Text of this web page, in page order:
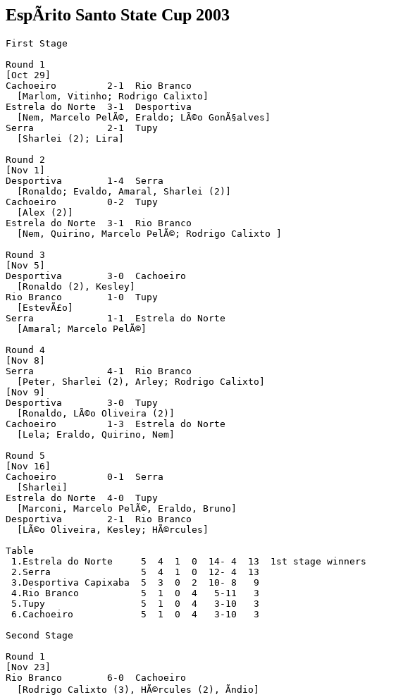
EspÃ­rito Santo State Cup 2003
First Stage
Round 1
[Oct 29]
Cachoeiro         2-1  Rio Branco
  [Marlom, Vitinho; Rodrigo Calixto]
Estrela do Norte  3-1  Desportiva
  [Nem, Marcelo PelÃ©, Eraldo; LÃ©o GonÃ§alves]
Serra             2-1  Tupy
  [Sharlei (2); Lira]
Round 2
[Nov 1]
Desportiva        1-4  Serra
  [Ronaldo; Evaldo, Amaral, Sharlei (2)]
Cachoeiro         0-2  Tupy
  [Alex (2)]
Estrela do Norte  3-1  Rio Branco
  [Nem, Quirino, Marcelo PelÃ©; Rodrigo Calixto ]
Round 3
[Nov 5]
Desportiva        3-0  Cachoeiro
  [Ronaldo (2), Kesley]
Rio Branco        1-0  Tupy
  [EstevÃ£o]
Serra             1-1  Estrela do Norte
  [Amaral; Marcelo PelÃ©]
Round 4
[Nov 8]
Serra             4-1  Rio Branco
  [Peter, Sharlei (2), Arley; Rodrigo Calixto]
[Nov 9]
Desportiva        3-0  Tupy
  [Ronaldo, LÃ©o Oliveira (2)]
Cachoeiro         1-3  Estrela do Norte
  [Lela; Eraldo, Quirino, Nem]
Round 5
[Nov 16]
Cachoeiro         0-1  Serra
  [Sharlei]
Estrela do Norte  4-0  Tupy
  [Marconi, Marcelo PelÃ©, Eraldo, Bruno]
Desportiva        2-1  Rio Branco
  [LÃ©o Oliveira, Kesley; HÃ©rcules]
Table
1.Estrela do Norte     5  4  1  0  14- 4  13  1st stage winners
2.Serra                5  4  1  0  12- 4  13
3.Desportiva Capixaba  5  3  0  2  10- 8   9
4.Rio Branco           5  1  0  4   5-11   3
5.Tupy                 5  1  0  4   3-10   3
6.Cachoeiro            5  1  0  4   3-10   3
Second Stage
Round 1
[Nov 23]
Rio Branco        6-0  Cachoeiro
  [Rodrigo Calixto (3), HÃ©rcules (2), Ãndio]